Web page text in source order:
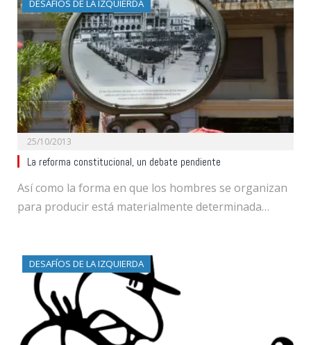
DESAFÍOS DE LA IZQUIERDA
25/10/2013
La reforma constitucional, un debate pendiente
Así como la forma en que los hombres se organizan
para producir está materialmente determinada…
DESAFÍOS DE LA IZQUIERDA